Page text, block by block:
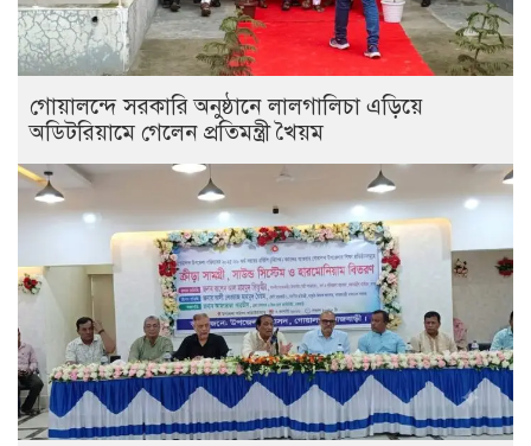
গোয়ালন্দে সরকারি অনুষ্ঠানে লালগালিচা এড়িয়ে
অডিটরিয়ামে গেলেন প্রতিমন্ত্রী খৈয়ম